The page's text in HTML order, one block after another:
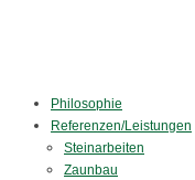
Philosophie
Referenzen/Leistungen
Steinarbeiten
Zaunbau